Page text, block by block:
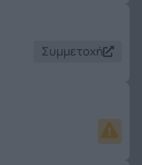
Συμμετοχή